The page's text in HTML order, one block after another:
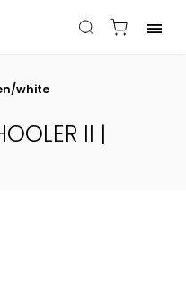
white
II |